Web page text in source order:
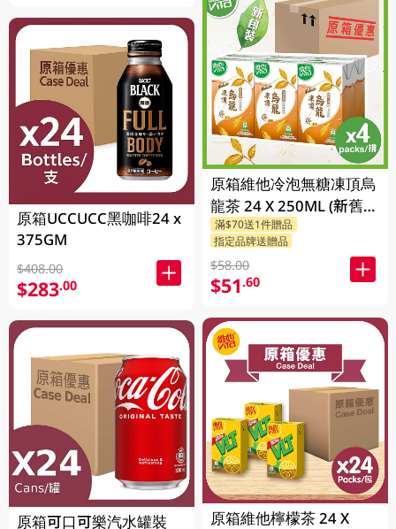
原箱UCCUCC黑咖啡24 x
375GM
$408.00
$283.00
原箱可口可樂汽水罐裝
原箱維他冷泡無糖凍頂烏
龍茶 24 X 250ML (新舊包
裝隨機發貨)
滿$70送1件贈品
指定品牌送贈品
$58.00
$51.60
原箱維他檸檬茶 24 X